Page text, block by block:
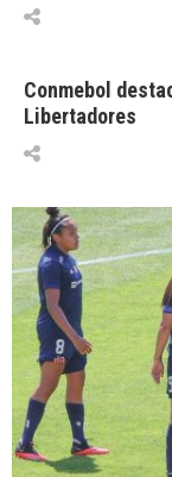
Conmebol
Libertadores